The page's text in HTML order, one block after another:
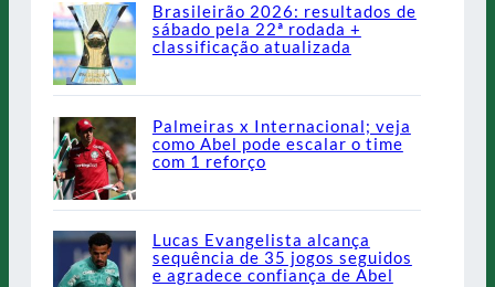
Brasileirão 2026: resultados de
sábado pela 22ª rodada +
classificação atualizada
Palmeiras x Internacional; veja
como Abel pode escalar o time
com 1 reforço
Lucas Evangelista alcança
sequência de 35 jogos seguidos
e agradece confiança de Abel